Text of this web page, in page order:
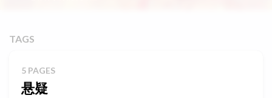
TAGS
5 PAGES
悬疑